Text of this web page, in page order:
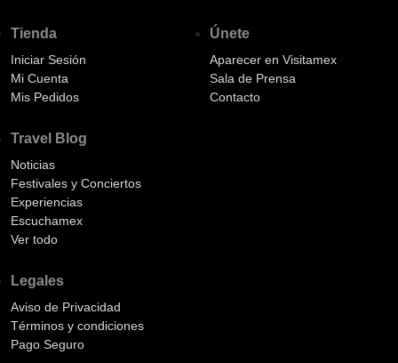
Tienda
Iniciar Sesión
Mi Cuenta
Mis Pedidos
Únete
Aparecer en Visitamex
Sala de Prensa
Contacto
Travel Blog
Noticias
Festivales y Conciertos
Experiencias
Escuchamex
Ver todo
Legales
Aviso de Privacidad
Términos y condiciones
Pago Seguro